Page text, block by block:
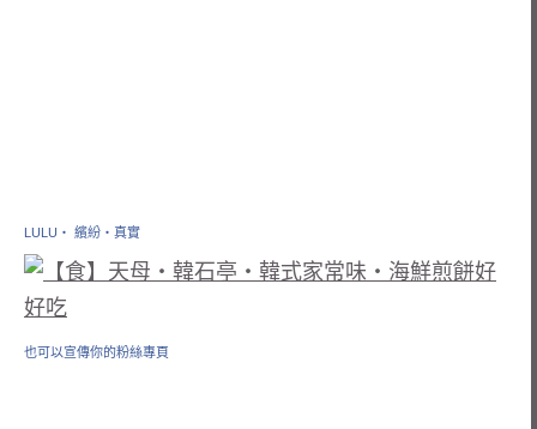
LULU‧ 繽紛‧真實
也可以宣傳你的粉絲專頁